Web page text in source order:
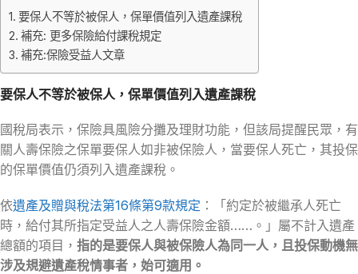
要保人不等於被保人，保單價值列入遺產課稅
補充: 更多保險給付課稅規定
補充:保險受益人文章
要保人不等於被保人，保單價值列入遺產課稅
國稅局表示，保險具風險分攤及理財功能，但該局提醒民眾，有
關人壽保險之保單要保人如非被保險人，當要保人死亡，其投保
的保單價值仍須列入遺產課稅。
依遺產及贈與稅法第16條第9款規定 ：「約定於被繼承人死亡
時，給付其所指定受益人之人壽保險金額……。」屬不計入遺產
總額的項目， 指的是要保人與被保險人為同一人，且投保動機無
涉及規避遺產稅情事者，始可適用。